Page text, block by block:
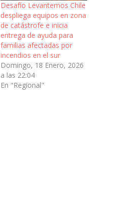
Desafío Levantemos Chile
despliega equipos en zona
de catástrofe e inicia
entrega de ayuda para
familias afectadas por
incendios en el sur
Domingo, 18 Enero, 2026
a las 22:04
En "Regional"